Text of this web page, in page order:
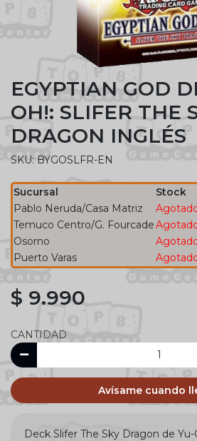
EGYPTIAN GOD
OH!: SLIFER THE
DRAGON INGLÉS
SKU: BYGOSLFR-EN
Sucursal
Stock
Pablo Neruda/Casa Matriz
Temuco Centro/G. Fourcade
Osorno
Puerto Varas
$ 9.990
CANTIDAD
Avísame cuando
Deck Slifer The Sky Dragon de